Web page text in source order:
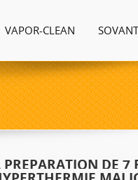
VAPOR-CLEAN SOVANT
DE 7